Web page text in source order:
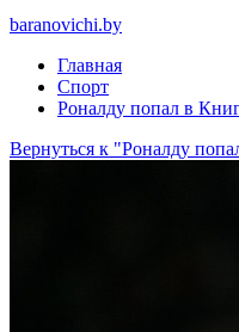
baranovichi.by
Главная
Спорт
Роналду попал в
Вернуться к "Роналду